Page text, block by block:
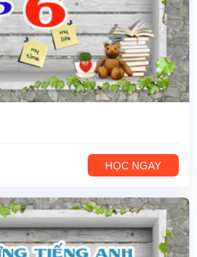
HỌC NGAY